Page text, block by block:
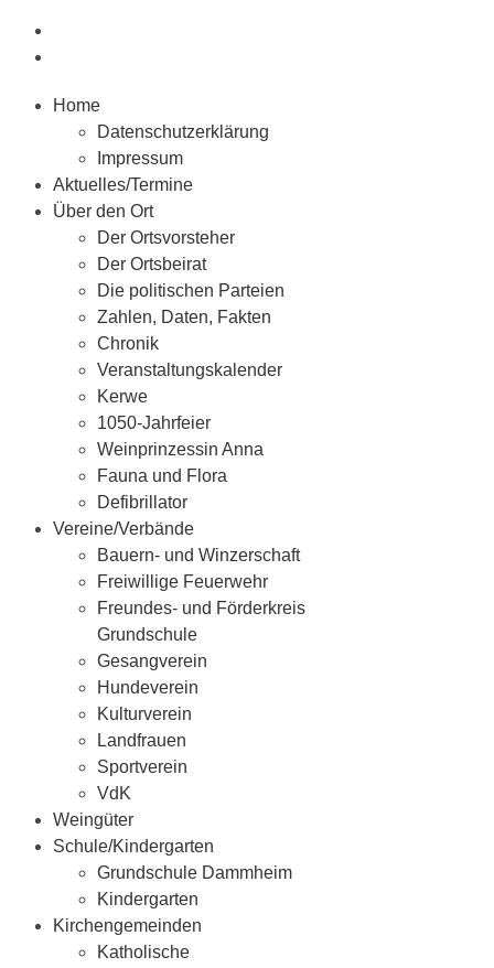
Home
Datenschutzerklärung
Impressum
Aktuelles/Termine
Über den Ort
Der Ortsvorsteher
Der Ortsbeirat
Die politischen Parteien
Zahlen, Daten, Fakten
Chronik
Veranstaltungskalender
Kerwe
1050-Jahrfeier
Weinprinzessin Anna
Fauna und Flora
Defibrillator
Vereine/Verbände
Bauern- und Winzerschaft
Freiwillige Feuerwehr
Freundes- und Förderkreis
Grundschule
Gesangverein
Hundeverein
Kulturverein
Landfrauen
Sportverein
VdK
Weingüter
Schule/Kindergarten
Grundschule Dammheim
Kindergarten
Kirchengemeinden
Katholische